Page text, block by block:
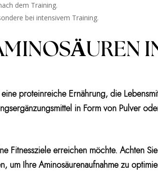
dem Training.
bei intensivem Training.
proteinreiche Ernährung, die
in Form von Pulver
Fitnessziele erreichen möchte. Achten
um Ihre Aminosäurenaufnahme zu